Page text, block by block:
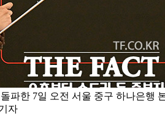
파한 7일 오전 서울 중구 하나은행
자